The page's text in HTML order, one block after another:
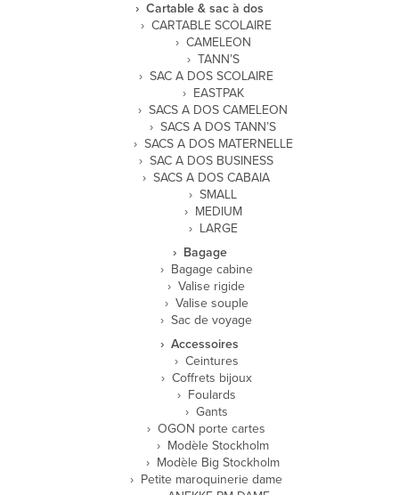
Cartable & sac à dos
CARTABLE SCOLAIRE
CAMELEON
TANN’S
SAC A DOS SCOLAIRE
EASTPAK
SACS A DOS CAMELEON
SACS A DOS TANN’S
SACS A DOS MATERNELLE
SAC A DOS BUSINESS
SACS A DOS CABAIA
SMALL
MEDIUM
LARGE
Bagage
Bagage cabine
Valise rigide
Valise souple
Sac de voyage
Accessoires
Ceintures
Coffrets bijoux
Foulards
Gants
OGON porte cartes
Modèle Stockholm
Modèle Big Stockholm
Petite maroquinerie dame